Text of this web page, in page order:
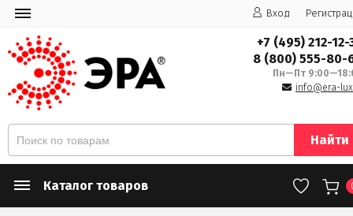
Вход
+7 (495) 212-12-
8 (800) 555-80-
Пн—Пт
info@era-
Найти
Каталог товаров